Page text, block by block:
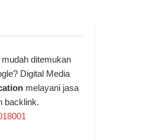
ditemukan
Digital Media
melayani jasa
backlink.